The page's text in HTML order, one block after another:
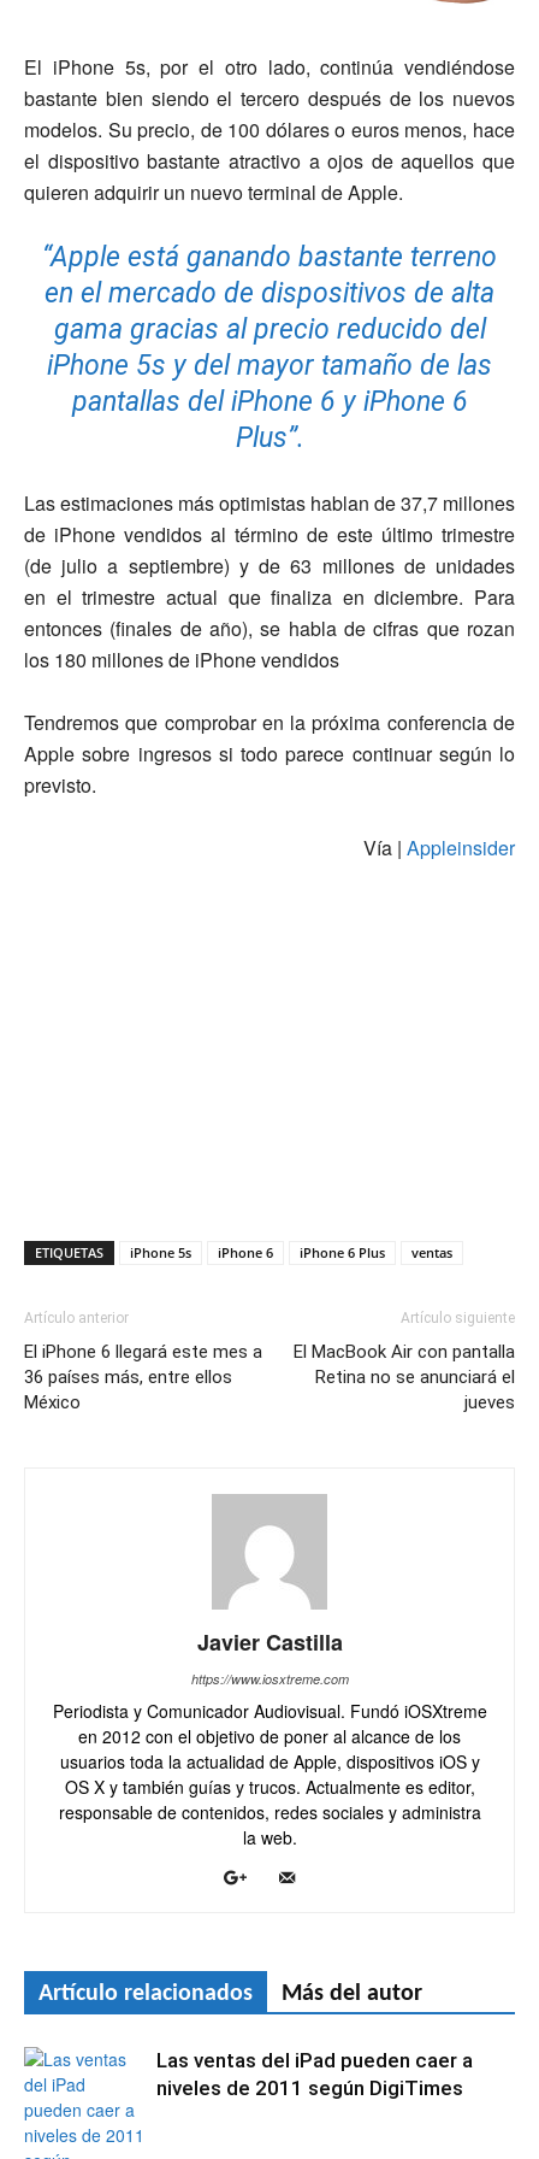
El iPhone 5s, por el otro lado, continúa vendiéndose
bastante bien siendo el tercero después de los nuevos
modelos. Su precio, de 100 dólares o euros menos, hace
el dispositivo bastante atractivo a ojos de aquellos que
quieren adquirir un nuevo terminal de Apple.
“Apple está ganando bastante terreno
en el mercado de dispositivos de alta
gama gracias al precio reducido del
iPhone 5s y del mayor tamaño de las
pantallas del iPhone 6 y iPhone 6
Plus”.
Las estimaciones más optimistas hablan de 37,7 millones
de iPhone vendidos al término de este último trimestre
(de julio a septiembre) y de 63 millones de unidades
en el trimestre actual que finaliza en diciembre. Para
entonces (finales de año), se habla de cifras que rozan
los 180 millones de iPhone vendidos
Tendremos que comprobar en la próxima conferencia de
Apple sobre ingresos si todo parece continuar según lo
previsto.
Vía | Appleinsider
ETIQUETAS iPhone 5s iPhone 6 iPhone 6 Plus ventas
Artículo anterior
El iPhone 6 llegará este mes a
36 países más, entre ellos
México
Artículo siguiente
El MacBook Air con pantalla
Retina no se anunciará el
jueves
Javier Castilla
https://www.iosxtreme.com
Periodista y Comunicador Audiovisual. Fundó iOSXtreme
en 2012 con el objetivo de poner al alcance de los
usuarios toda la actualidad de Apple, dispositivos iOS y
OS X y también guías y trucos. Actualmente es editor,
responsable de contenidos, redes sociales y administra
la web.
Artículo relacionados Más del autor
Las ventas del iPad pueden caer a
niveles de 2011 según DigiTimes